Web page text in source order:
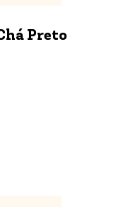
Preto